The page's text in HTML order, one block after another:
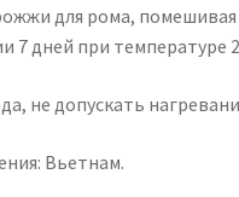
для рома,
7 дней при температуре
не допускать
Вьетнам.